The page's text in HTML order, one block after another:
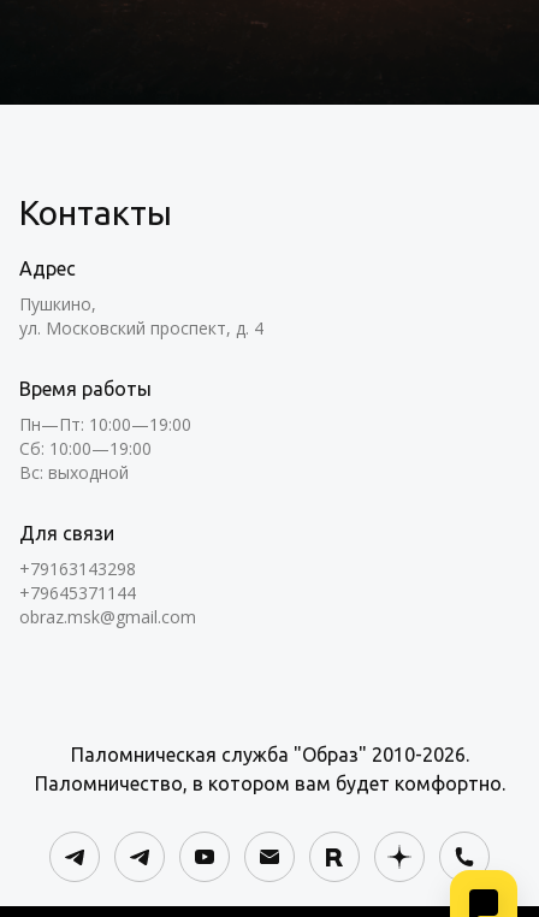
Контакты
Адрес
Пушкино,
ул. Московский проспект, д. 4
Время работы
Пн—Пт: 10:00—19:00
Сб: 10:00—19:00
Вс: выходной
Для связи
+79163143298
+79645371144
obraz.msk@gmail.com
Паломническая служба "Образ" 2010-2026.
Паломничество, в котором вам будет комфортно.